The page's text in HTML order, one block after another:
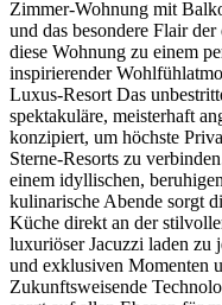
Zimmer-Wohnung mit
und das besondere Flair
diese Wohnung zu einem
inspirierender
Luxus-Resort Das
spektakuläre, meisterhaft
konzipiert, um höchste
Sterne-Resorts zu
einem idyllischen,
kulinarische Abende sorgt
Küche direkt an der
luxuriöser Jacuzzi laden zu
und exklusiven Momenten
Zukunftsweisende